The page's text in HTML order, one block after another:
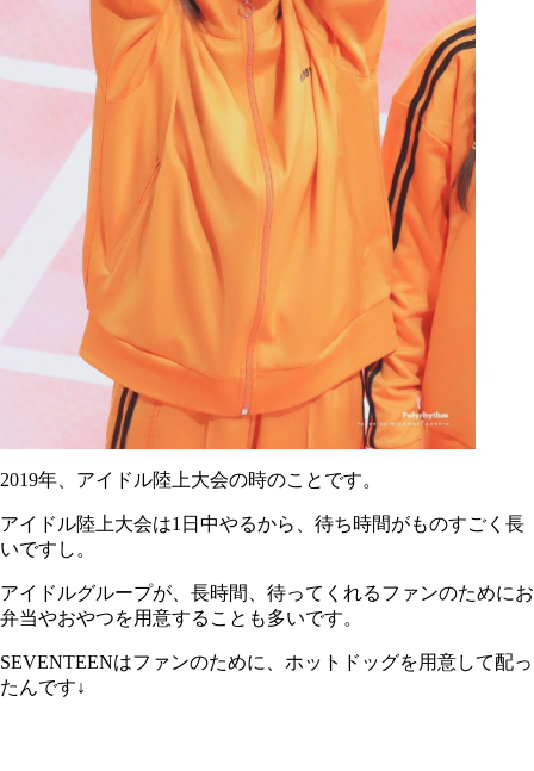
2019年、アイドル陸上大会の時のことです。
アイドル陸上大会は1日中やるから、待ち時間がものすごく長
いですし。
アイドルグループが、長時間、待ってくれるファンのためにお
弁当やおやつを用意することも多いです。
SEVENTEENはファンのために、ホットドッグを用意して配っ
たんです↓